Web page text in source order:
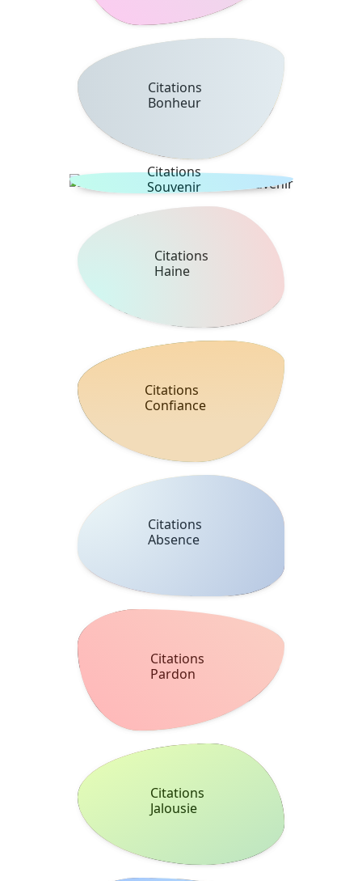
Citations
Bonheur
Citations
Souvenir
Citations
Haine
Citations
Confiance
Citations
Absence
Citations
Pardon
Citations
Jalousie